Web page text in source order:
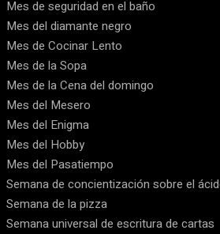
Mes de seguridad en el baño
Mes del diamante negro
Mes de Cocinar Lento
Mes de la Sopa
Mes de la Cena del domingo
Mes del Mesero
Mes del Enigma
Mes del Hobby
Mes del Pasatiempo
Semana de concientización sobre el
Semana de la pizza
Semana universal de escritura de cartas